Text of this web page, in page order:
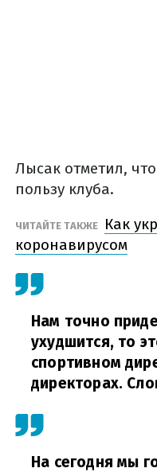
Лысак отметил,
пользу клуба.
ЧИТАЙТЕ ТАКЖЕ
Как
коронавирусом
Нам точно
ухудшится, то
спортивном
директорах.
На сегодня мы